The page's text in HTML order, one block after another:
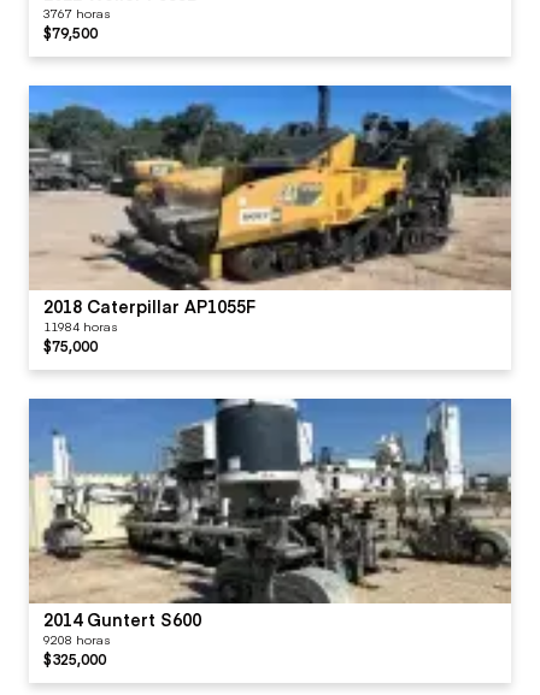
3767 horas
$79,500
2018 Caterpillar AP1055F
11984 horas
$75,000
2014 Guntert S600
9208 horas
$325,000